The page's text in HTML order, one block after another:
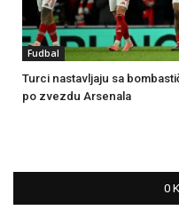
Fudbal
Turci nastavljaju sa
po zvezdu Arsenala
0